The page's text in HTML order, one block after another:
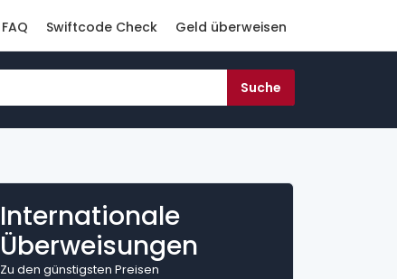
FAQ Swiftcode Check Geld überweisen
Internationale
Überweisungen
Zu den günstigsten Preisen